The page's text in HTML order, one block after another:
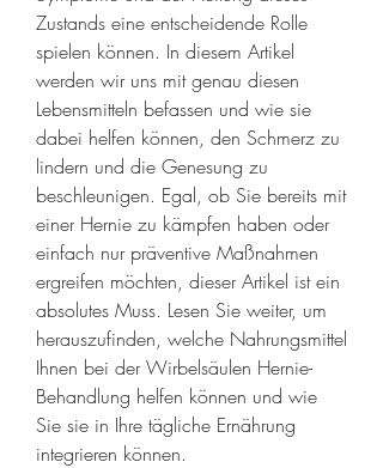
Zustands eine entscheidende Rolle
spielen können. In diesem Artikel
werden wir uns mit genau diesen
Lebensmitteln befassen und wie sie
dabei helfen können, den Schmerz zu
lindern und die Genesung zu
beschleunigen. Egal, ob Sie bereits mit
einer Hernie zu kämpfen haben oder
einfach nur präventive Maßnahmen
ergreifen möchten, dieser Artikel ist ein
absolutes Muss. Lesen Sie weiter, um
herauszufinden, welche Nahrungsmittel
Ihnen bei der Wirbelsäulen Hernie-
Behandlung helfen können und wie
Sie sie in Ihre tägliche Ernährung
integrieren können.